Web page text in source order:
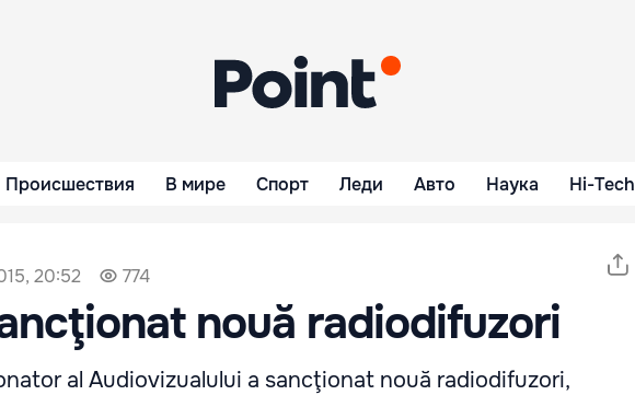
Происшествия В мире Спорт Леди Авто Наука Hi-Tech
20:52 774
nouă radiodifuzori
al Audiovizualului a sancţionat nouă radiodifuzori,